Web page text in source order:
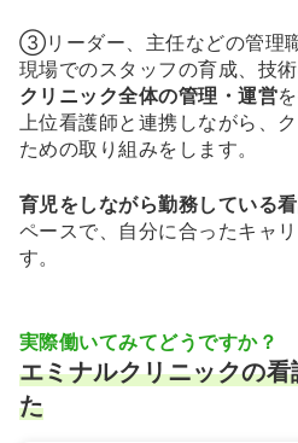
③リーダー、主任などの管理
現場でのスタッフの育成、技
クリニック全体の管理・運営
上位看護師と連携しながら、
ための取り組みをします。
育児をしながら勤務している
ペースで、自分に合ったキャ
す。
実際働いてみてどうですか？
エミナルクリニックの
た